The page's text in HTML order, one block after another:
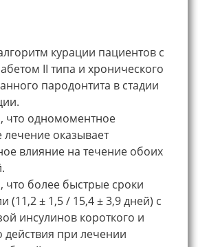
курации пациентов с
II типа и хронического
пародонтита в стадии
что одномоментное
лечение оказывает
влияние на течение обоих
что более быстрые сроки
(11,2 ± 1,5 / 15,4 ± 3,9 дней) с
инсулинов короткого и
действия при лечении